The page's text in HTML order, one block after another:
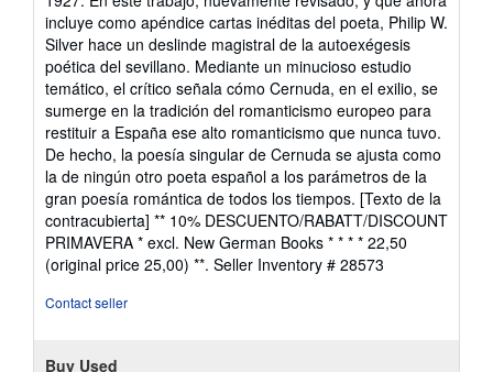
incluye como apéndice cartas inéditas del poeta, Philip W.
Silver hace un deslinde magistral de la autoexégesis
poética del sevillano. Mediante un minucioso estudio
temático, el crítico señala cómo Cernuda, en el exilio, se
sumerge en la tradición del romanticismo europeo para
restituir a España ese alto romanticismo que nunca tuvo.
De hecho, la poesía singular de Cernuda se ajusta como
la de ningún otro poeta español a los parámetros de la
gran poesía romántica de todos los tiempos. [Texto de la
contracubierta] ** 10% DESCUENTO/RABATT/DISCOUNT
PRIMAVERA * excl. New German Books * * * * 22,50
(original price 25,00) **. Seller Inventory # 28573
Contact seller
Buy Used